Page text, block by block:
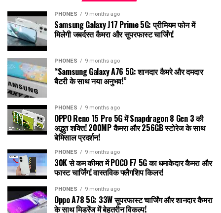
PHONES 9 months ago
Samsung Galaxy J17 Prime 5G: प्रीमियम फोन में
मिलेगी जबर्दस्त कैमरा और सुपरफास्ट चार्जिंग!
PHONES 9 months ago
“Samsung Galaxy A76 5G: शानदार कैमरे और दमदार
बैटरी के साथ नया अनुभव!”
PHONES 9 months ago
OPPO Reno 15 Pro 5G में Snapdragon 8 Gen 3 की
अद्भुत शक्ति! 200MP कैमरा और 256GB स्टोरेज के साथ
बेमिसाल प्रदर्शन!
PHONES 9 months ago
30K से कम कीमत में POCO F7 5G का धमाकेदार कैमरा और
फास्ट चार्जिंग! वास्तविक फ्लैगशिप किलर!
PHONES 9 months ago
Oppo A78 5G: 33W सुपरफास्ट चार्जिंग और शानदार कैमरा
के साथ मिडरेंज में बेहतरीन विकल्प!